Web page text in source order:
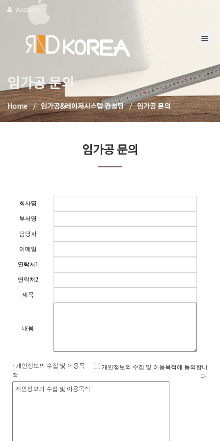
Account
임가공 문의
Home 임가공&레이저시스템 컨설팅 임가공 문의
임가공 문의
회사명
부서명
담당자
이메일
연락처1
연락처2
제목
내용
· 개인정보의 수집 및 이용목
적
개인정보의 수집 및 이용목적에 동의합니
다.